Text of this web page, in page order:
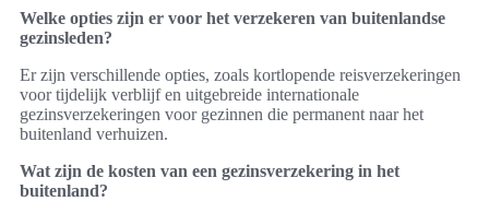
Welke opties zijn er voor het verzekeren van buitenlandse
gezinsleden?
Er zijn verschillende opties, zoals kortlopende reisverzekeringen
voor tijdelijk verblijf en uitgebreide internationale
gezinsverzekeringen voor gezinnen die permanent naar het
buitenland verhuizen.
Wat zijn de kosten van een gezinsverzekering in het
buitenland?